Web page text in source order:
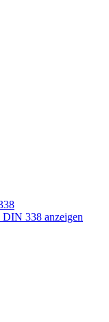
338 anzeigen